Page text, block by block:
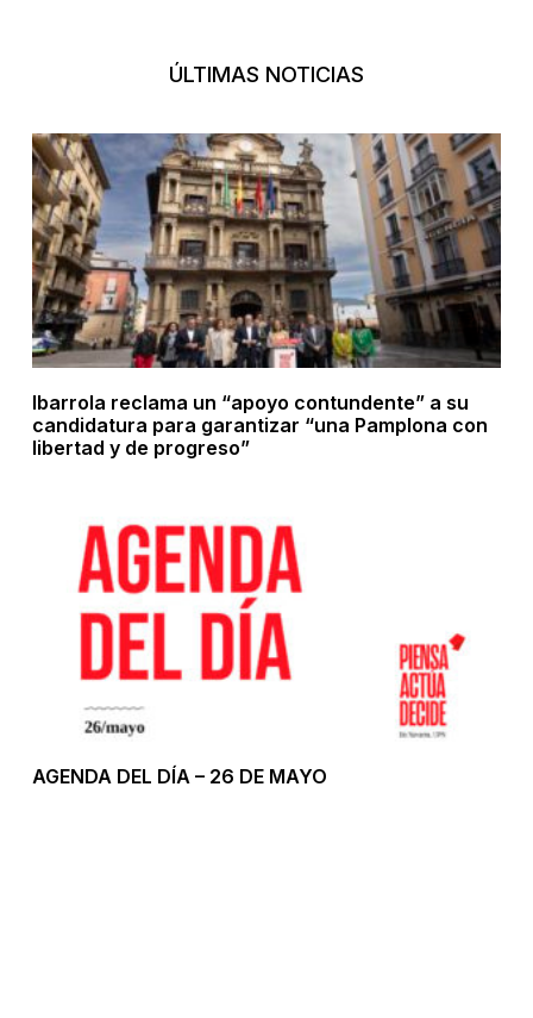
ÚLTIMAS NOTICIAS
Ibarrola reclama un “apoyo contundente” a su
candidatura para garantizar “una Pamplona con
libertad y de progreso”
AGENDA DEL DÍA – 26 DE MAYO